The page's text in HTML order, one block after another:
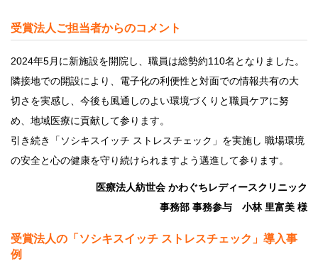
受賞法人ご担当者からのコメント
2024年5月に新施設を開院し、職員は総勢約110名となりました。
隣接地での開設により、電子化の利便性と対面での情報共有の大
切さを実感し、今後も風通しのよい環境づくりと職員ケアに努
め、地域医療に貢献して参ります。
引き続き「ソシキスイッチ ストレスチェック」を実施し 職場環境
の安全と心の健康を守り続けられますよう邁進して参ります。
医療法人紡世会 かわぐちレディースクリニック
事務部 事務参与 小林 里富美 様
受賞法人の「ソシキスイッチ ストレスチェック」導入事
例